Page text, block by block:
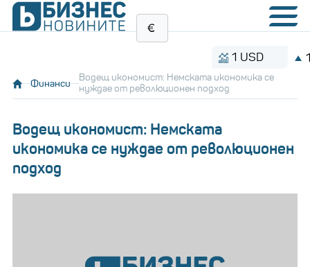
1 USD
Финанси
Водещ икономист: Немската икономика се
нуждае от революционен подход
Водещ икономист: Немската
икономика се нуждае от революционен
подход